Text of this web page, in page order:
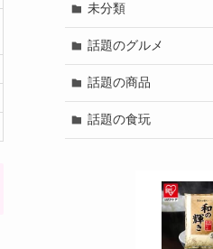
未分類
話題のグルメ
話題の商品
話題の食玩